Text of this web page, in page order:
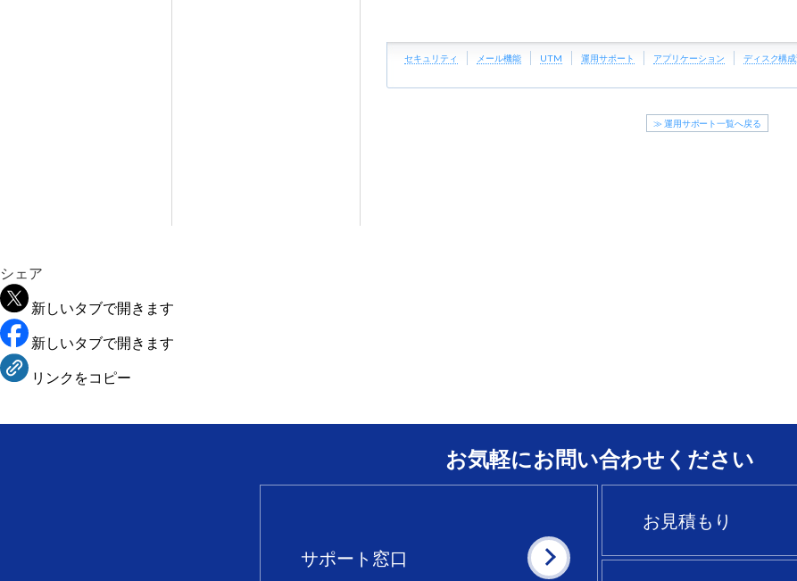
セキュリティ メール機能 UTM 運用サポート アプリケーション ディスク構
≫ 運用サポート一覧へ戻る
シェア
新しいタブで開きます
新しいタブで開きます
リンクをコピー
お気軽にお問い合わせください
サポート窓口
お見積もり